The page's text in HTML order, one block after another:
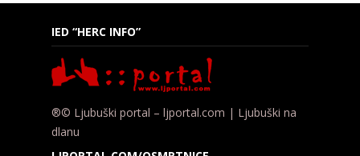
IED “HERC INFO”
®© Ljubuški portal – ljportal.com | Ljubuški na
dlanu